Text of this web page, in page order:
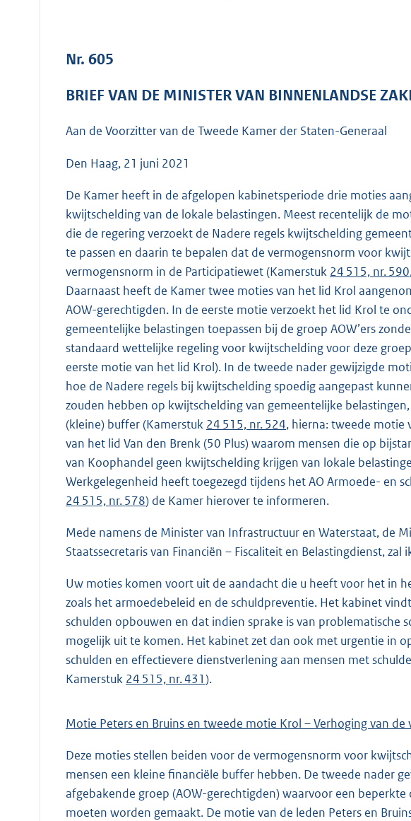
r
o
:
4
7
K
b
Nr. 605
BRIEF VAN DE MINISTER VAN BINNENLANDSE
Aan de Voorzitter van de Tweede Kamer der Staten-Generaal
Den Haag, 21 juni 2021
De Kamer heeft in de afgelopen kabinetsperiode drie moties
kwijtschelding van de lokale belastingen. Meest recentelijk de
die de regering verzoekt de Nadere regels kwijtschelding
te passen en daarin te bepalen dat de vermogensnorm voor
vermogensnorm in de Participatiewet (Kamerstuk 24 515, nr. 590
Daarnaast heeft de Kamer twee moties van het lid Krol
AOW-gerechtigden. In de eerste motie verzoekt het lid Krol te
gemeentelijke belastingen toepassen bij de groep AOW’ers
standaard wettelijke regeling voor kwijtschelding voor deze
eerste motie van het lid Krol). In de tweede nader gewijzigde
hoe de Nadere regels bij kwijtschelding spoedig aangepast
zouden hebben op kwijtschelding van gemeentelijke
(kleine) buffer (Kamerstuk 24 515, nr. 524, hierna: tweede motie
van het lid Van den Brenk (50 Plus) waarom mensen die op
van Koophandel geen kwijtschelding krijgen van lokale
Werkgelegenheid heeft toegezegd tijdens het AO Armoede- en
24 515, nr. 578) de Kamer hierover te informeren.
Mede namens de Minister van Infrastructuur en Waterstaat, de
Staatssecretaris van Financiën – Fiscaliteit en Belastingdienst,
Uw moties komen voort uit de aandacht die u heeft voor het in
zoals het armoedebeleid en de schuldpreventie. Het kabinet
schulden opbouwen en dat indien sprake is van problematische
mogelijk uit te komen. Het kabinet zet dan ook met urgentie in
schulden en effectievere dienstverlening aan mensen met
Kamerstuk 24 515, nr. 431).
Motie Peters en Bruins en tweede motie Krol – Verhoging van de
Deze moties stellen beiden voor de vermogensnorm voor
mensen een kleine financiële buffer hebben. De tweede nader
afgebakende groep (AOW-gerechtigden) waarvoor een
moeten worden gemaakt. De motie van de leden Peters en